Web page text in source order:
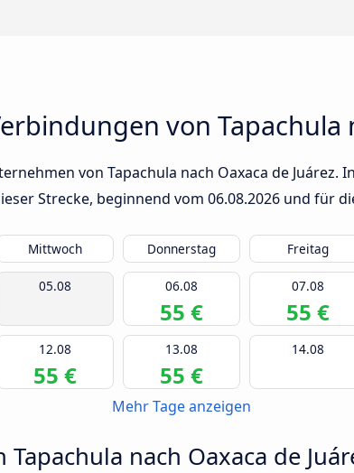
von Tapachula
von Tapachula nach Oaxaca de Juárez.
Strecke, beginnend vom 06.08.2026 und für
Mittwoch Donnerstag Freitag
05.08 06.08
55 €
07.08
55 €
12.08
55 €
13.08
55 €
14.08
Mehr Tage anzeigen
nach Oaxaca de